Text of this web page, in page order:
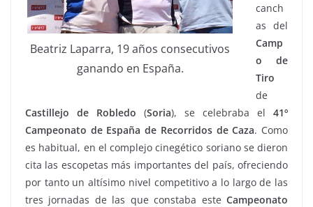
Beatriz Laparra, 19 años consecutivos
ganando en España.
canch
as del
Camp
o de
Tiro
de
Castillejo de Robledo (Soria), se celebraba el 41º
Campeonato de España de Recorridos de Caza. Como
es habitual, en el complejo cinegético soriano se dieron
cita las escopetas más importantes del país, ofreciendo
por tanto un altísimo nivel competitivo a lo largo de las
tres jornadas de las que constaba este Campeonato